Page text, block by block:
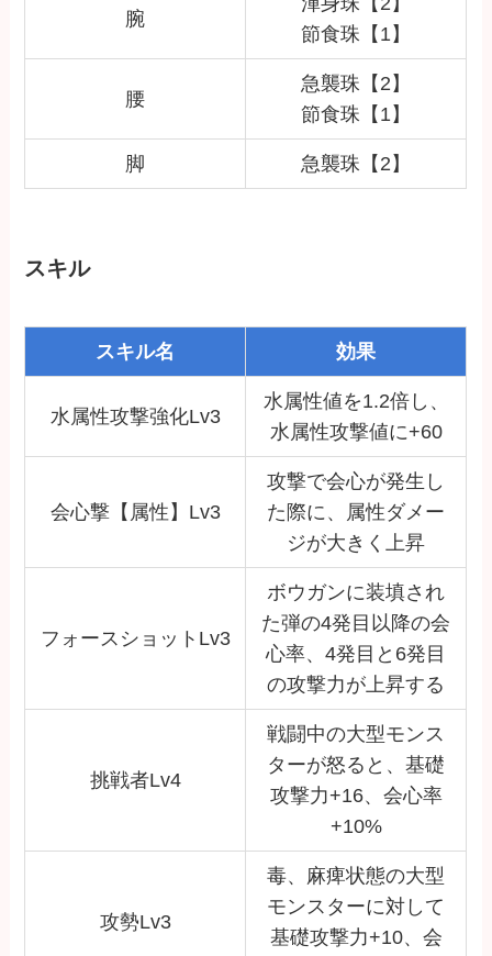
腕
節食珠【1】
腰
急襲珠【2】
節食珠【1】
脚 急襲珠【2】
スキル
スキル名 効果
水属性攻撃強化Lv3
水属性値を1.2倍し、
水属性攻撃値に+60
会心撃【属性】Lv3
攻撃で会心が発生し
た際に、属性ダメー
ジが大きく上昇
フォースショットLv3
ボウガンに装填され
た弾の4発目以降の会
心率、4発目と6発目
の攻撃力が上昇する
挑戦者Lv4
戦闘中の大型モンス
ターが怒ると、基礎
攻撃力+16、会心率
+10%
攻勢Lv3
毒、麻痺状態の大型
モンスターに対して
基礎攻撃力+10、会